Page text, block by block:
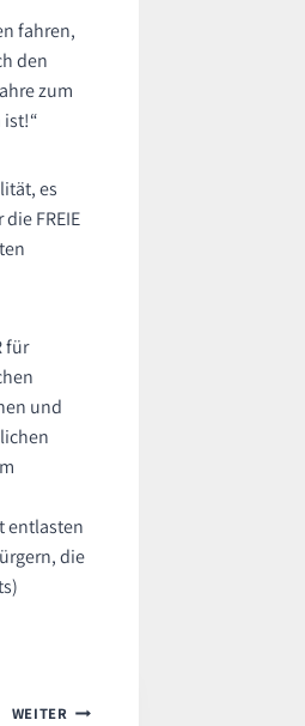
fahren,
den
zum
es
FREIE
für
und
entlasten
die
WEITER